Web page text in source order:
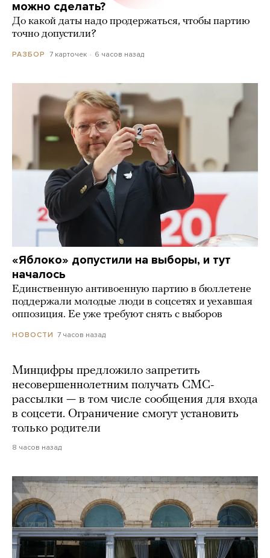
можно сделать?
До какой даты надо продержаться, чтобы партию
точно допустили?
РАЗБОР 7 карточек 6 часов назад
«Яблоко» допустили на выборы, и тут
началось
Единственную антивоенную партию в бюллетене
поддержали молодые люди в соцсетях и уехавшая
оппозиция. Ее уже требуют снять с выборов
НОВОСТИ 7 часов назад
Минцифры предложило запретить
несовершеннолетним получать СМС-
рассылки — в том числе сообщения для входа
в соцсети. Ограничение смогут установить
только родители
8 часов назад